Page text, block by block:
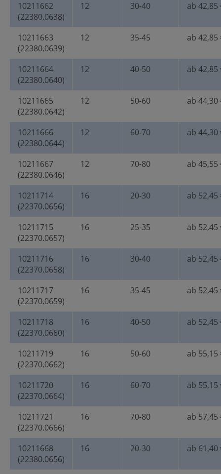
10211662
(22380.0638)
12 30-40 ab 42,85
10211663
(22380.0639)
12 35-45 ab 42,85
10211664
(22380.0640)
12 40-50 ab 42,85
10211665
(22380.0642)
12 50-60 ab 44,30
10211666
(22380.0644)
12 60-70 ab 44,30
10211667
(22380.0646)
12 70-80 ab 45,55
10211714
(22370.0656)
16 20-30 ab 52,45
10211715
(22370.0657)
16 25-35 ab 52,45
10211716
(22370.0658)
16 30-40 ab 52,45
10211717
(22370.0659)
16 35-45 ab 52,45
10211718
(22370.0660)
16 40-50 ab 52,45
10211719
(22370.0662)
16 50-60 ab 55,15
10211720
(22370.0664)
16 60-70 ab 55,15
10211721
(22370.0666)
16 70-80 ab 57,45
10211668
(22380.0656)
16 20-30 ab 61,40